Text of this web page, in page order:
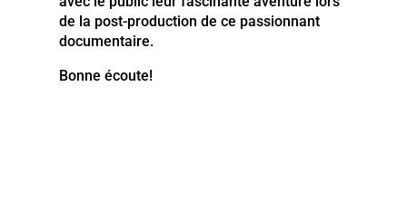
de la post-production de ce passionnant
documentaire.
Bonne écoute!